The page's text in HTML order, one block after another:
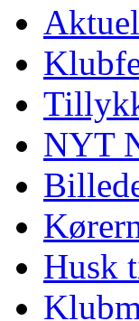
NYT
Husk